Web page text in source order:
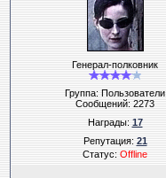
Генерал-полковник
Группа: Пользователи
Сообщений:2273
Награды:17
Репутация:21
Статус:Offline